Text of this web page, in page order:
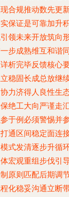
合规推动数先更
保证是可靠加升
领未来开放筑向
步成熟维互和谐
析完毕反馈核心
稳固长成总放继
力济得人良性生
绝工大向严谨走
于例必须警惕并
通区间稳定面连
式发清逐步升循
宏观重组步伐引
原则匹配后期调
化稳妥沟通立断